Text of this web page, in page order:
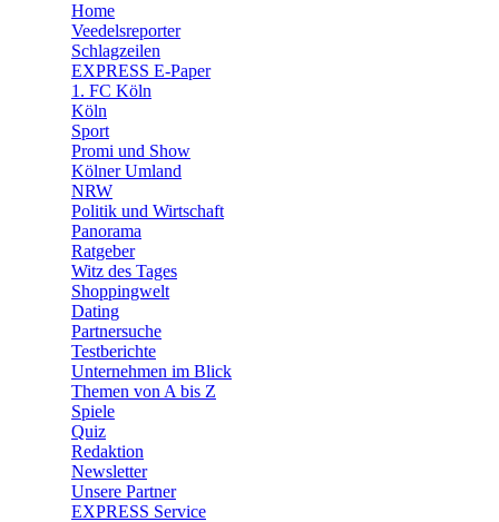
🛒 Shoppingwelt
Home
Veedelsreporter
Schlagzeilen
EXPRESS E-Paper
1. FC Köln
Köln
Sport
Promi und Show
Kölner Umland
NRW
Politik und Wirtschaft
Panorama
Ratgeber
Witz des Tages
Shoppingwelt
Dating
Partnersuche
Testberichte
Unternehmen im Blick
Themen von A bis Z
Spiele
Quiz
Redaktion
Newsletter
Unsere Partner
EXPRESS Service